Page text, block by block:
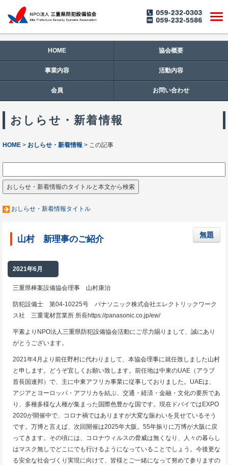
HOME 協会概要
事業内容 活動内容
会員 お問い合わせ
おしらせ・新着情報
HOME おしらせ・新着情報 この記事
おしらせ・新着情報タイトル
山村 新理事のご紹介 無題
2021年6月
三重県棒案設備協会理事 山村康治
防犯設備士 第04-10225号 パナソニック株式会社エレクトリックワーク
ス社 三重電材営業所 所長https://panasonic.co.jp/ew/
平素よりNPO法人三重県防犯設備協会活動にご尽力賜りまして、誠にあり
がとうございます。
2021年4月より前任野村に代わりまして、本協会理事に就任致しました山村
と申します。どうぞ宜しくお願い致します。前任地は中東のUAE（アラブ
首長国連邦）で、主に中東アフリカ事業に従事しておりました。UAEは、
アジアとヨーロッパ・アフリカを結ぶ、交通・経済・金融・文化の要所であ
り、多種多様な人種が集まった国際色豊かな国です。現在ドバイではEXPO
2020が開催中で、コロナ禍ではありますが大変な賑わいを見せているそう
です。万博と言えば、次回開催は2025年大阪。55年振りに万博が大阪に戻
ってきます。その頃には、コロナウィルスの脅威は無くなり、人々の暮らし
はマスク無しでどこにでも行けるようになっていることでしょう。今後更な
る安全な社会づくり実現に向けて、皆様とご一緒になって努めて参りますの